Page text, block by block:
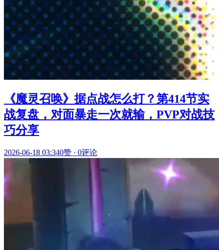
《魔灵召唤》据点战怎么打？第414节实
战复盘，对面暴走一次就输，PVP对战技
巧分享
2026-06-18 03:340赞 · 0评论